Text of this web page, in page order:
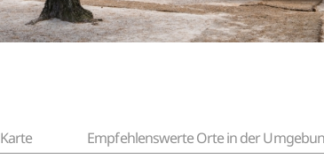
Karte Empfehlenswerte Orte in der